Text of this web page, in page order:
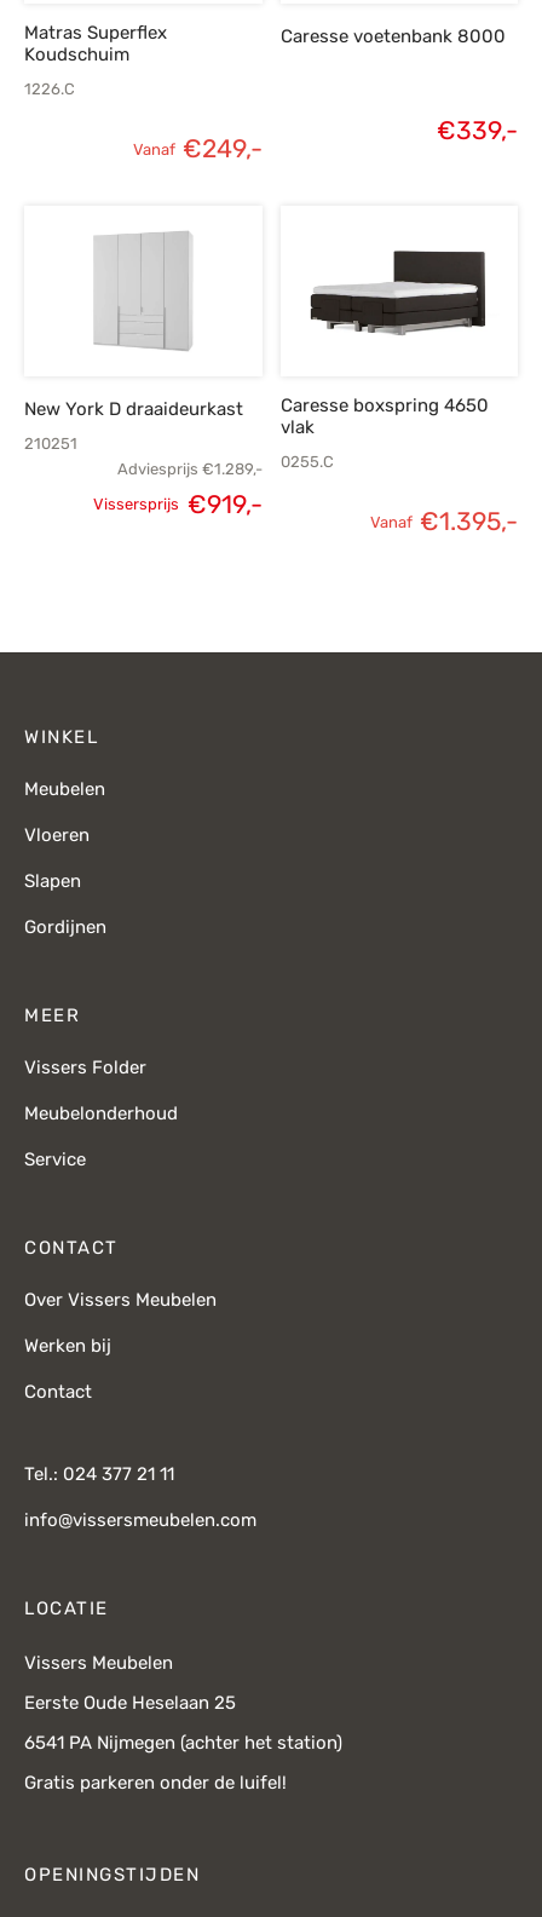
Matras Superflex
Koudschuim
1226.C
Vanaf €249,-
Caresse voetenbank 8000
€339,-
New York D draaideurkast
210251
Adviesprijs €1.289,-
Vissersprijs €919,-
Caresse boxspring 4650
vlak
0255.C
Vanaf €1.395,-
WINKEL
Meubelen
Vloeren
Slapen
Gordijnen
MEER
Vissers Folder
Meubelonderhoud
Service
CONTACT
Over Vissers Meubelen
Werken bij
Contact
Tel.: 024 377 21 11
info@vissersmeubelen.com
LOCATIE
Vissers Meubelen
Eerste Oude Heselaan 25
6541 PA Nijmegen (achter het station)
Gratis parkeren onder de luifel!
OPENINGSTIJDEN